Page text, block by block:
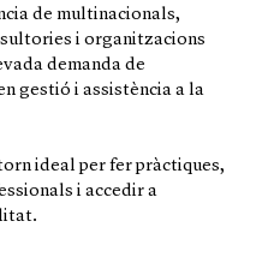
de multinacionals,
i organitzacions
demanda de
gestió i assistència a la
ideal per fer pràctiques,
i accedir a